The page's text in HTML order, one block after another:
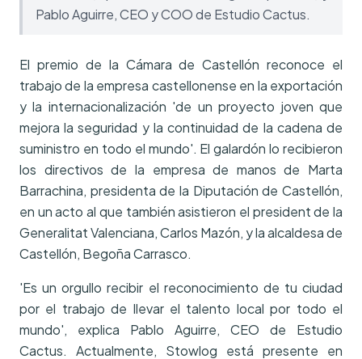
Pablo Aguirre, CEO y COO de Estudio Cactus.
El premio de la Cámara de Castellón reconoce el
trabajo de la empresa castellonense en la exportación
y la internacionalización 'de un proyecto joven que
mejora la seguridad y la continuidad de la cadena de
suministro en todo el mundo'. El galardón lo recibieron
los directivos de la empresa de manos de Marta
Barrachina, presidenta de la Diputación de Castellón,
en un acto al que también asistieron el president de la
Generalitat Valenciana, Carlos Mazón, y la alcaldesa de
Castellón, Begoña Carrasco.
'Es un orgullo recibir el reconocimiento de tu ciudad
por el trabajo de llevar el talento local por todo el
mundo', explica Pablo Aguirre, CEO de Estudio
Cactus. Actualmente, Stowlog está presente en